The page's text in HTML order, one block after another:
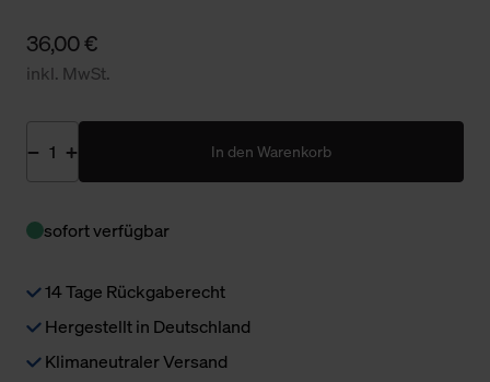
36,00 €
inkl. MwSt.
In den Warenkorb
sofort verfügbar
14 Tage Rückgaberecht
Hergestellt in Deutschland
Klimaneutraler Versand